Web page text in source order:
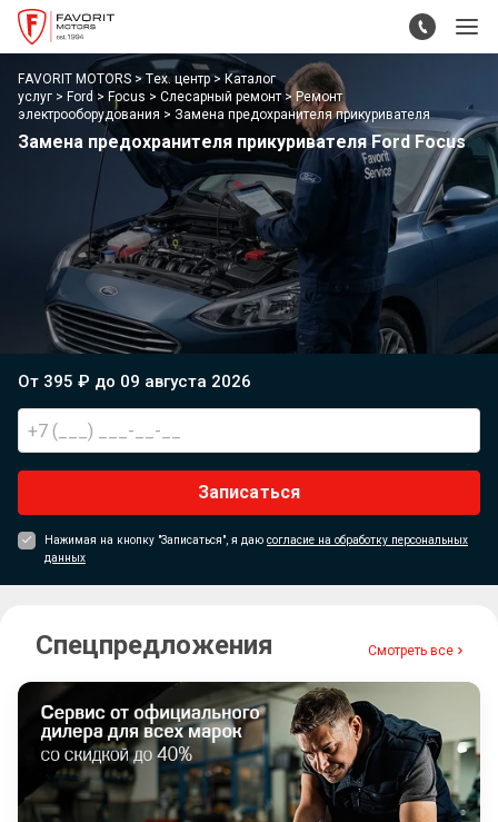
FAVORIT MOTORS Тех. центр
Каталог
услуг
Ford Focus Слесарный ремонт
Ремонт
электрооборудования
Замена предохранителя прикуривателя
Замена предохранителя прикуривателя Ford Focus
От 395 ₽ до 09 августа 2026
Записаться
Нажимая на кнопку "Записаться", я даю согласие на обработку персональных
данных
Спецпредложения Смотреть все